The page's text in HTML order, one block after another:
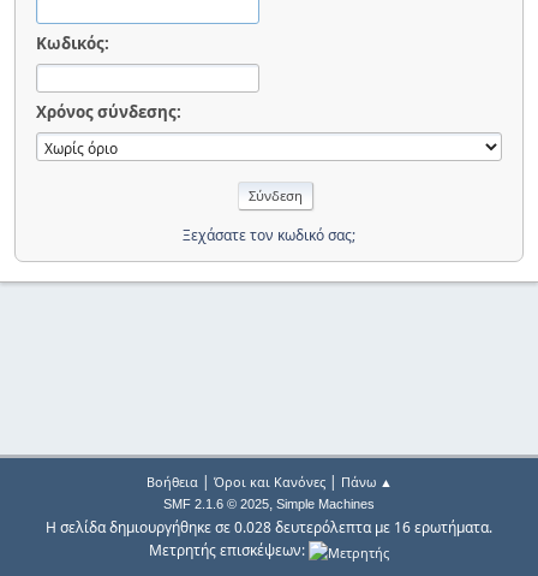
Κωδικός:
Χρόνος σύνδεσης:
Ξεχάσατε τον κωδικό σας;
Βοήθεια| Όροι και Κανόνες| Πάνω ▲
SMF 2.1.6 © 2025, Simple Machines
Η σελίδα δημιουργήθηκε σε 0.028 δευτερόλεπτα με 16 ερωτήματα.
Μετρητής επισκέψεων: